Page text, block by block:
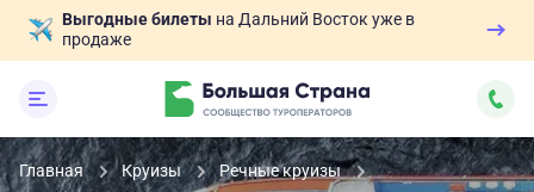
Выгодные билеты на Дальний Восток уже в
продаже
Главная Круизы
Речные круизы